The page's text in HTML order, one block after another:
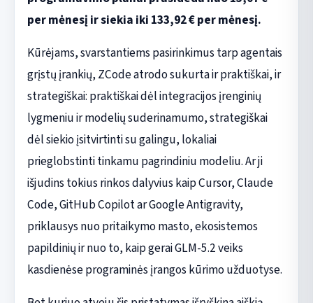
per mėnesį ir siekia iki 133,92 € per mėnesį.
Kūrėjams, svarstantiems pasirinkimus tarp agentais
grįstų įrankių, ZCode atrodo sukurta ir praktiškai, ir
strategiškai: praktiškai dėl integracijos įrenginių
lygmeniu ir modelių suderinamumo, strategiškai
dėl siekio įsitvirtinti su galingu, lokaliai
prieglobstinti tinkamu pagrindiniu modeliu. Ar ji
išjudins tokius rinkos dalyvius kaip Cursor, Claude
Code, GitHub Copilot ar Google Antigravity,
priklausys nuo pritaikymo masto, ekosistemos
papildinių ir nuo to, kaip gerai GLM-5.2 veiks
kasdienėse programinės įrangos kūrimo užduotyse.